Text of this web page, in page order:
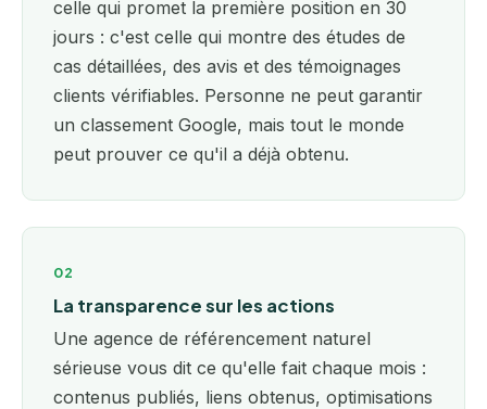
celle qui promet la première position en 30
jours : c'est celle qui montre des études de
cas détaillées, des avis et des témoignages
clients vérifiables. Personne ne peut garantir
un classement Google, mais tout le monde
peut prouver ce qu'il a déjà obtenu.
02
La transparence sur les actions
Une agence de référencement naturel
sérieuse vous dit ce qu'elle fait chaque mois :
contenus publiés, liens obtenus, optimisations